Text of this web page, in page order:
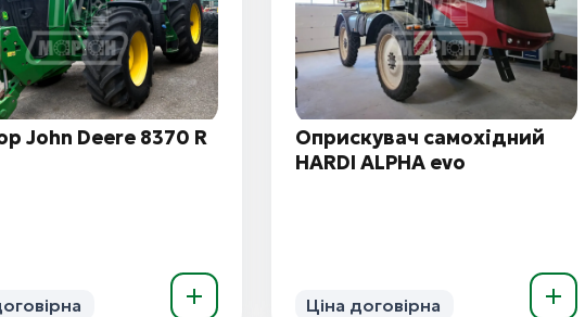
John Deere 8370 R
Оприскувач самохідний
HARDI ALPHA evo
Ціна договірна